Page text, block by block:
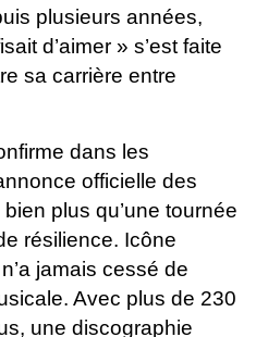
plusieurs années,
d’aimer » s’est faite
sa carrière entre
dans les
officielle des
plus qu’une tournée
résilience. Icône
jamais cessé de
Avec plus de 230
une discographie